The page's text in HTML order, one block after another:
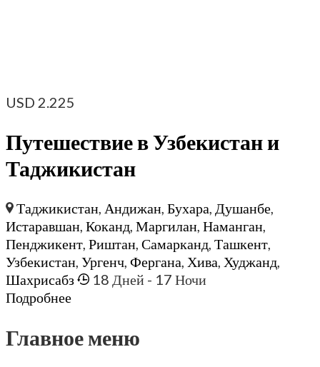
USD 2.225
Путешествие в Узбекистан и
Таджикистан
Таджикистан, Андижан,Бухара, Душанбе,
Истаравшан, Коканд, Маргилан, Наманган,
Пенджикент, Риштан, Самарканд, Ташкент,
Узбекистан, Ургенч, Фергана, Хива, Худжанд,
Шахрисабз
18 Дней - 17 Ночи
Подробнее
Главное меню